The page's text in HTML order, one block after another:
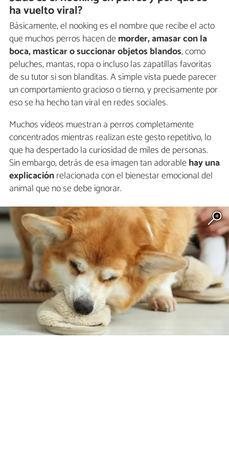
ha vuelto viral?
Básicamente, el nooking es el nombre que recibe el acto
que muchos perros hacen demorder, amasar con la
boca, masticar o succionar objetos blandos, como
peluches, mantas, ropa o incluso las zapatillas favoritas
de su tutor si son blanditas. A simple vista puede parecer
un comportamiento gracioso o tierno, y precisamente por
eso se ha hecho tan viral en redes sociales.
Muchos vídeos muestran a perros completamente
concentrados mientras realizan este gesto repetitivo, lo
que ha despertado la curiosidad de miles de personas.
Sin embargo, detrás de esa imagen tan adorablehay una
explicaciónrelacionada con el bienestar emocional del
animal que no se debe ignorar.